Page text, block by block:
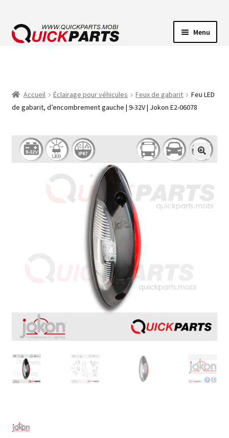
Menu
POMPES
AVERTISSEUR SONORE
Accueil Éclairage pour véhicules Feux de gabarit
Feu LED
de gabarit, d’encombrement gauche | 9-32V | Jokon E2-06078